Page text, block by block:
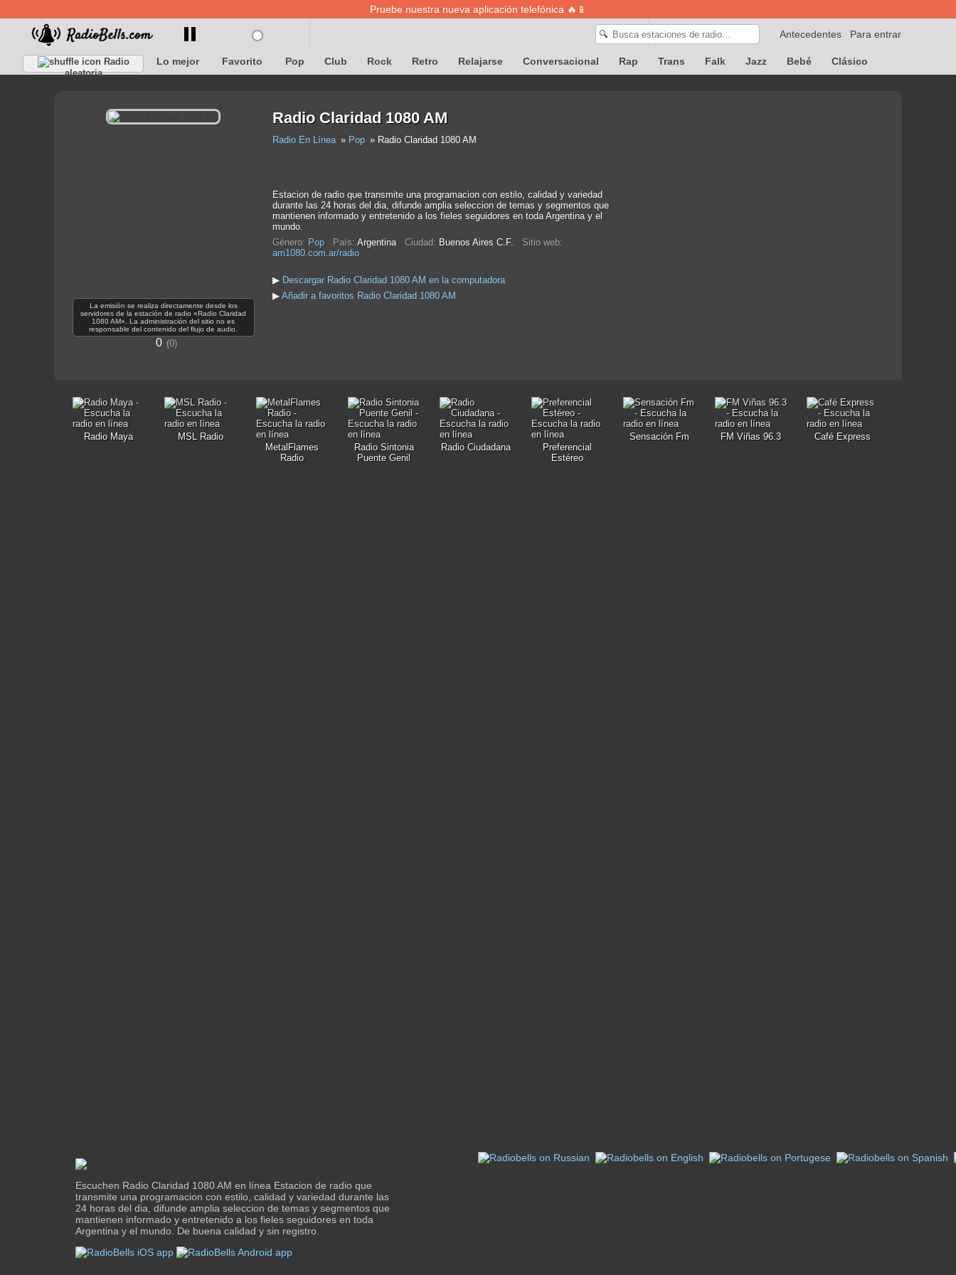
Pruebe nuestra nueva aplicación telefónica 🔥📱
Para entrar
Antecedentes
🔍
Radio
aleatoria
Lo mejor Favorito Pop Club Rock Retro Relajarse Conversacional Rap Trans Falk Jazz Bebé Clásico
La emisión se realiza directamente desde los
servidores de la estación de radio «Radio Claridad
1080 AM». La administración del sitio no es
responsable del contenido del flujo de audio.
0 0
Radio Claridad 1080 AM
Radio En Línea Pop Radio Claridad 1080 AM
Estacion de radio que transmite una programacion con estilo, calidad y variedad
durante las 24 horas del dia, difunde amplia seleccion de temas y segmentos que
mantienen informado y entretenido a los fieles seguidores en toda Argentina y el
mundo.
Género: Pop País: Argentina Ciudad: Buenos Aires C.F. Sitio web:
am1080.com.ar/radio
▶ Descargar Radio Claridad 1080 AM en la computadora
▶ Añadir a favoritos Radio Claridad 1080 AM
Radio Maya
MSL Radio
MetalFlames
Radio
Radio Sintonia
Puente Genil
Radio Ciudadana
Preferencial
Estéreo
Sensación Fm FM Viñas 96.3 Café Express
Escuchen Radio Claridad 1080 AM en línea Estacion de radio que
transmite una programacion con estilo, calidad y variedad durante las
24 horas del dia, difunde amplia seleccion de temas y segmentos que
mantienen informado y entretenido a los fieles seguidores en toda
Argentina y el mundo. De buena calidad y sin registro.